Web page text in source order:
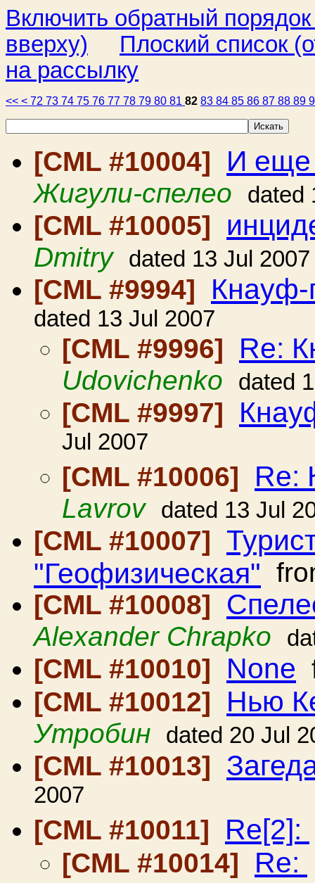
Включить обратный
вверху)
Плоский список
на рассылку
<< < 72 73 74 75 76 77 78 79 80 81 82 83 84 85 86 87 88 89
[CML #10004] И еще
Жигули-спелео dated
[CML #10005]
Dmitry dated 13 Jul 2007
[CML #9994] Кнауф-
dated 13 Jul 2007
[CML #9996] Re:
Udovichenko dated
[CML #9997]
Jul 2007
[CML #10006]
Re:
Lavrov dated 13 Jul
[CML #10007]
"Геофизическая"
[CML #10008]
Alexander Chrapko
[CML #10010] None
[CML #10012]
Нью
Утробин dated 20 Jul
[CML #10013]
2007
[CML #10011]
Re[2]:
[CML #10014]
Re: